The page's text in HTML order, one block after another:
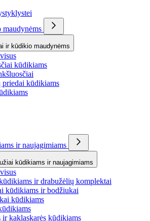
ir kūdikio maudynėms
kūdikiams
kūdikiams
ir naujagimiams
kūdikiams ir naujagimiams
ir drabužėlių komplektai
kūdikiams ir bodžiukai
kūdikiams
ir kaklaskarės kūdikiams